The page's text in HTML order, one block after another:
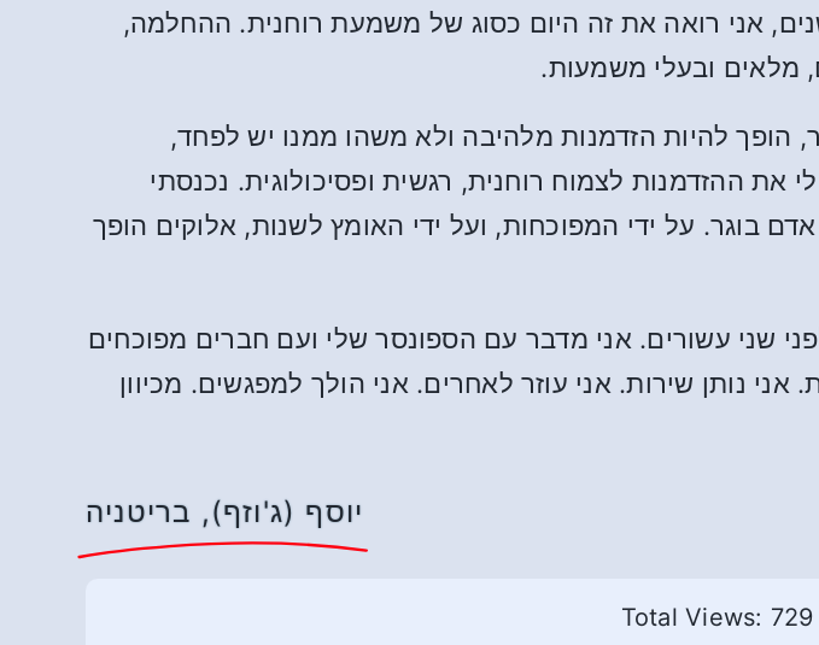
אני רואה את זה היום כסוג של משמעת רוחנית. ההחלמה,
מלאים ובעלי משמעות.
להיות הזדמנות מלהיבה ולא משהו ממנו יש לפחד,
ההזדמנות לצמוח רוחנית, רגשית ופסיכולוגית. נכנסתי
בוגר. על ידי המפוכחות, ועל ידי האומץ לשנות, אלוקים הופך
שני עשורים. אני מדבר עם הספונסר שלי ועם חברים מפוכחים
נותן שירות. אני עוזר לאחרים. אני הולך למפגשים. מכיוון
יוסף (ג'וזף), בריטניה
Total Views: 729